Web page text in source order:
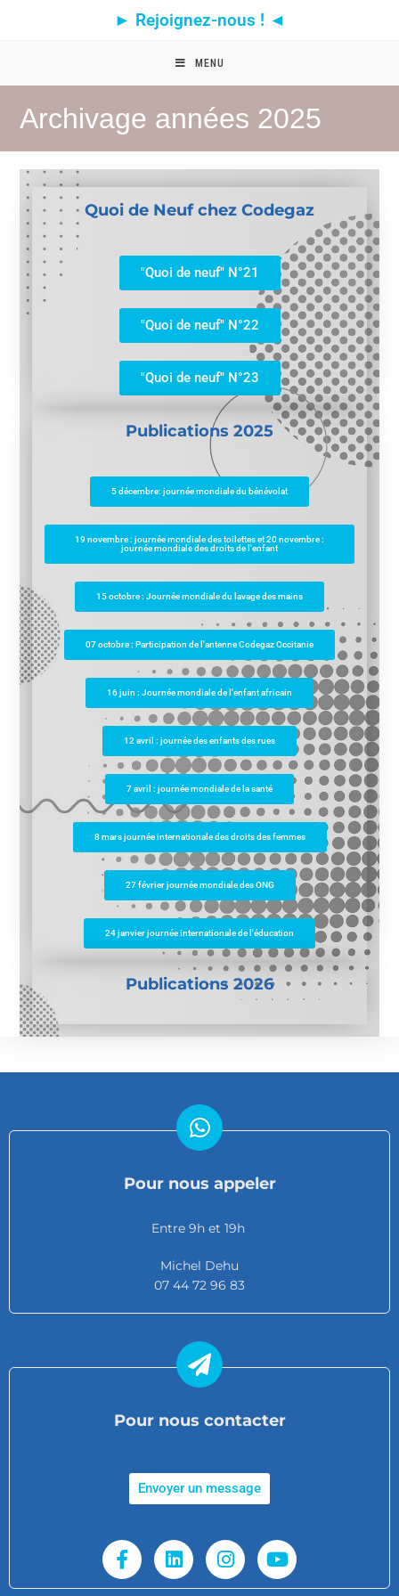
► Rejoignez-nous ! ◄
MENU
Archivage années 2025
Quoi de Neuf chez Codegaz
"Quoi de neuf" N°21
"Quoi de neuf" N°22
"Quoi de neuf" N°23
Publications 2025
5 décembre: journée mondiale du bénévolat
19 novembre : journée mondiale des toilettes et 20 novembre :
journée mondiale des droits de l'enfant
15 octobre : Journée mondiale du lavage des mains
07 octobre : Participation de l'antenne Codegaz Occitanie
16 juin : Journée mondiale de l'enfant africain
12 avril : journée des enfants des rues
7 avril : journée mondiale de la santé
8 mars journée internationale des droits des femmes
27 février journée mondiale des ONG
24 janvier journée internationale de l'éducation
Publications 2026
Pour nous contacter
Envoyer un message
Pour nous appeler
Entre 9h et 19h
Michel Dehu
07 44 72 96 83